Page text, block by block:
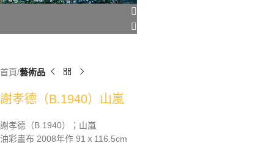
首頁 藝術品
謝孝德（B.1940）山嵐
謝孝德（B.1940）；山嵐
油彩畫布 2008年作 91ｘ116.5cm